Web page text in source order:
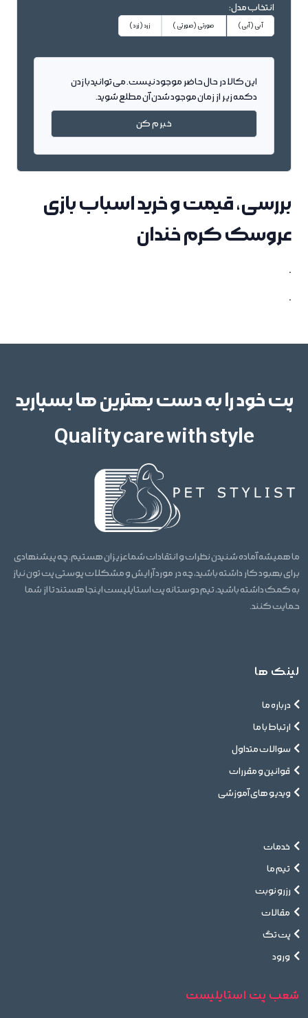
انتخاب مدل:
آبی (آبی) صورتی (صورتی) زرد(زرد)
این کالا در حال حاضر موجود نیست. می توانید با زدن
دکمه زیر از زمان موجود شدن آن مطلع شوید.
خبرم کن
بررسی، قیمت و خرید اسباب بازی
عروسک کرم خندان
.
.
پت خود را به دست بهترین ها بسپارید
Quality care with style
ما همیشه آماده شنیدن نظرات و انتقادات شما عزیزان هستیم. چه پیشنهادی
برای بهبود کار داشته باشید، چه در مورد آرایش و مشکلات پوستی پت تون نیاز
به کمک داشته باشید، تیم دوستانه پت استایلیست اینجا هستند تا از شما
حمایت کنند.
لینک ها
درباره ما
ارتباط با ما
سوالات متداول
قوانین و مقررات
ویدیو های آموزشی
خدمات
تیم ما
رزرو نوبت
مقالات
پت تگ
ورود
شعب پت استایلیست